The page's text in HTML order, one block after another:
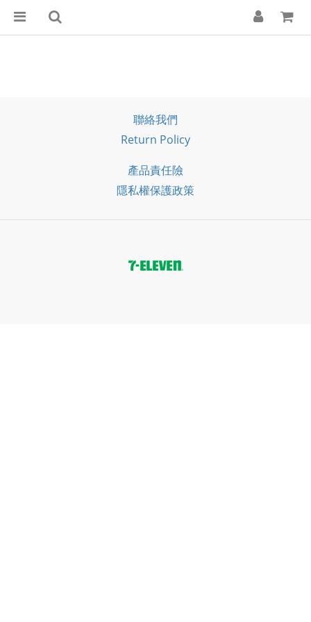
聯絡我們
Return Policy
產品責任險
隱私權保護政策